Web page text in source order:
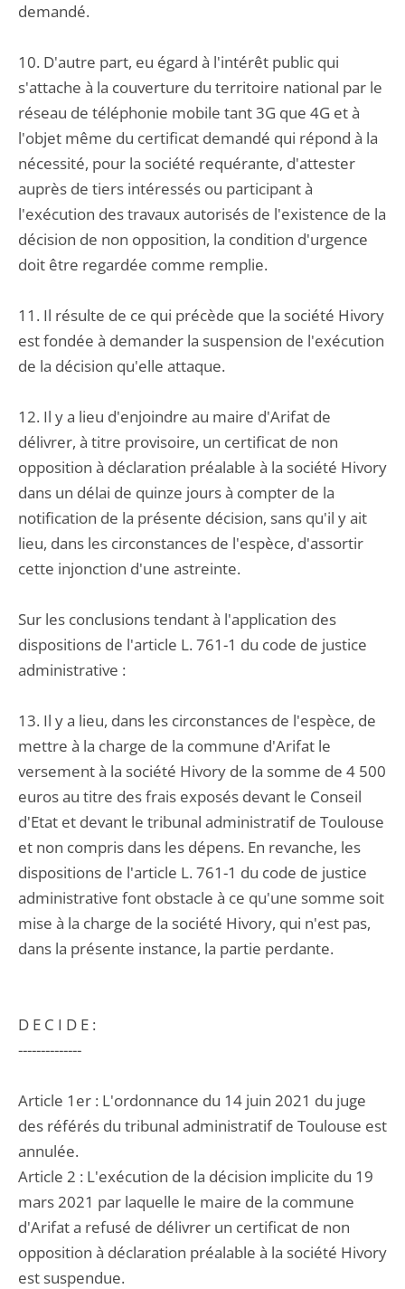
demandé.
10. D'autre part, eu égard à l'intérêt public qui
s'attache à la couverture du territoire national par le
réseau de téléphonie mobile tant 3G que 4G et à
l'objet même du certificat demandé qui répond à la
nécessité, pour la société requérante, d'attester
auprès de tiers intéressés ou participant à
l'exécution des travaux autorisés de l'existence de la
décision de non opposition, la condition d'urgence
doit être regardée comme remplie.
11. Il résulte de ce qui précède que la société Hivory
est fondée à demander la suspension de l'exécution
de la décision qu'elle attaque.
12. Il y a lieu d'enjoindre au maire d'Arifat de
délivrer, à titre provisoire, un certificat de non
opposition à déclaration préalable à la société Hivory
dans un délai de quinze jours à compter de la
notification de la présente décision, sans qu'il y ait
lieu, dans les circonstances de l'espèce, d'assortir
cette injonction d'une astreinte.
Sur les conclusions tendant à l'application des
dispositions de l'article L. 761-1 du code de justice
administrative :
13. Il y a lieu, dans les circonstances de l'espèce, de
mettre à la charge de la commune d'Arifat le
versement à la société Hivory de la somme de 4 500
euros au titre des frais exposés devant le Conseil
d'Etat et devant le tribunal administratif de Toulouse
et non compris dans les dépens. En revanche, les
dispositions de l'article L. 761-1 du code de justice
administrative font obstacle à ce qu'une somme soit
mise à la charge de la société Hivory, qui n'est pas,
dans la présente instance, la partie perdante.
D E C I D E :
--------------
Article 1er : L'ordonnance du 14 juin 2021 du juge
des référés du tribunal administratif de Toulouse est
annulée.
Article 2 : L'exécution de la décision implicite du 19
mars 2021 par laquelle le maire de la commune
d'Arifat a refusé de délivrer un certificat de non
opposition à déclaration préalable à la société Hivory
est suspendue.